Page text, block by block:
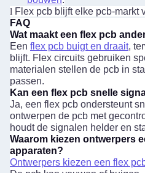
l Flex pcb blijft elke pcb-markt
FAQ
Wat maakt een flex pcb
Een flex pcb buigt en draait,
blijft. Flex circuits gebruiken
materialen stellen de pcb in
passen.
Kan een flex pcb snelle
Ja, een flex pcb ondersteunt
ontwerpen de pcb met
houdt de signalen helder en
Waarom kiezen ontwerpers
apparaten?
Ontwerpers kiezen een flex